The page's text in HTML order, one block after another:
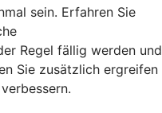
sein. Erfahren Sie
Regel fällig werden und
Sie zusätzlich ergreifen